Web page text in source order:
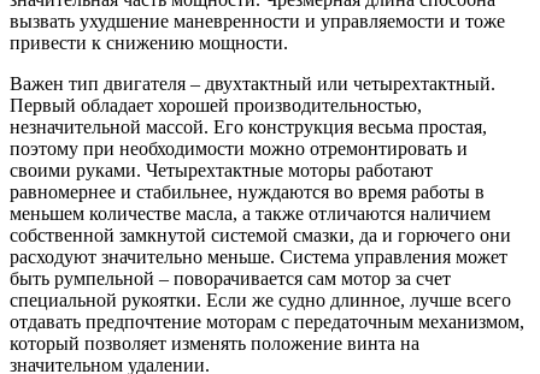
вызвать ухудшение маневренности и управляемости и тоже
привести к снижению мощности.
Важен тип двигателя – двухтактный или четырехтактный.
Первый обладает хорошей производительностью,
незначительной массой. Его конструкция весьма простая,
поэтому при необходимости можно отремонтировать и
своими руками. Четырехтактные моторы работают
равномернее и стабильнее, нуждаются во время работы в
меньшем количестве масла, а также отличаются наличием
собственной замкнутой системой смазки, да и горючего они
расходуют значительно меньше. Система управления может
быть румпельной – поворачивается сам мотор за счет
специальной рукоятки. Если же судно длинное, лучше всего
отдавать предпочтение моторам с передаточным механизмом,
который позволяет изменять положение винта на
значительном удалении.